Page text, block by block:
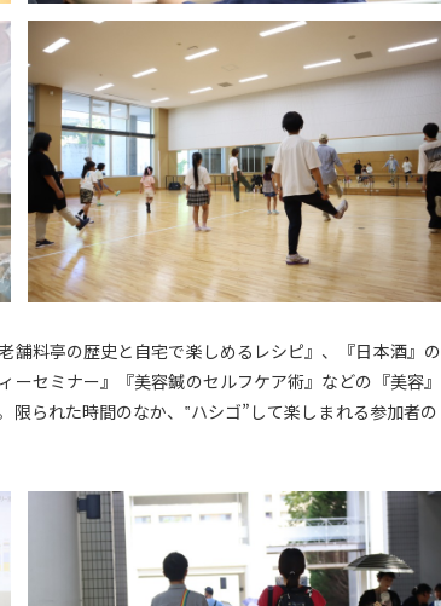
舗料亭の歴史と自宅で楽しめるレシピ』、『日本酒』の
セミナー』『美容鍼のセルフケア術』などの『美容』
られた時間のなか、‟ハシゴ”して楽しまれる参加者の